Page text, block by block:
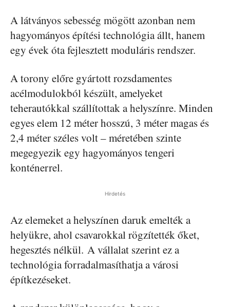
A látványos sebesség mögött azonban nem
hagyományos építési technológia állt, hanem
egy évek óta fejlesztett moduláris rendszer.
A torony előre gyártott rozsdamentes
acélmodulokból készült, amelyeket
teherautókkal szállítottak a helyszínre. Minden
egyes elem 12 méter hosszú, 3 méter magas és
2,4 méter széles volt – méretében szinte
megegyezik egy hagyományos tengeri
konténerrel.
Hirdetés
Az elemeket a helyszínen daruk emelték a
helyükre, ahol csavarokkal rögzítették őket,
hegesztés nélkül. A vállalat szerint ez a
technológia forradalmasíthatja a városi
építkezéseket.